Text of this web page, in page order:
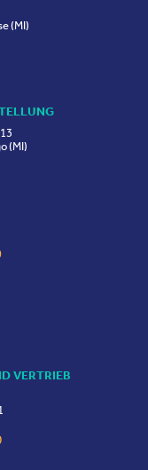
(MI)
(MI)
VERTRIEB